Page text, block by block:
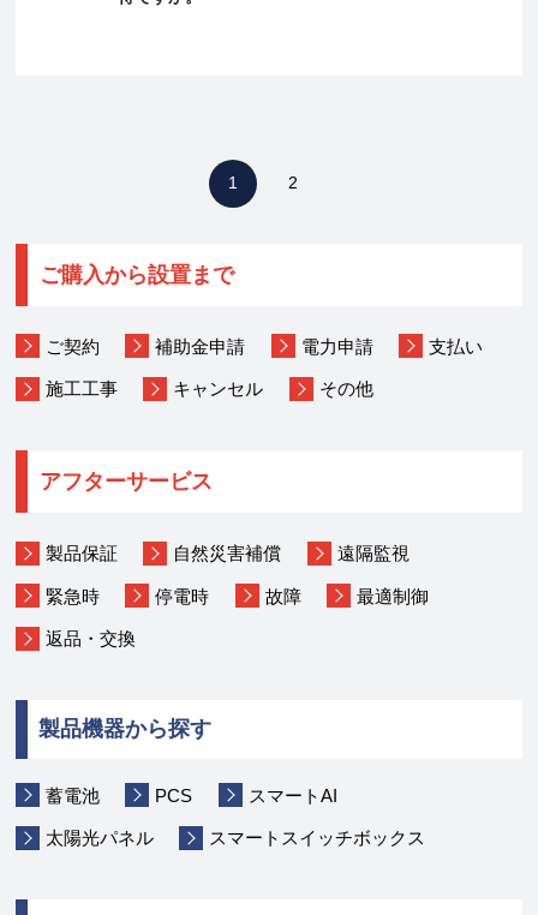
1 2
ご購入から設置まで
ご契約 補助金申請 電力申請 支払い
施工工事 キャンセル その他
アフターサービス
製品保証 自然災害補償 遠隔監視
緊急時 停電時 故障 最適制御
返品・交換
製品機器から探す
蓄電池 PCS スマートAI
太陽光パネル スマートスイッチボックス